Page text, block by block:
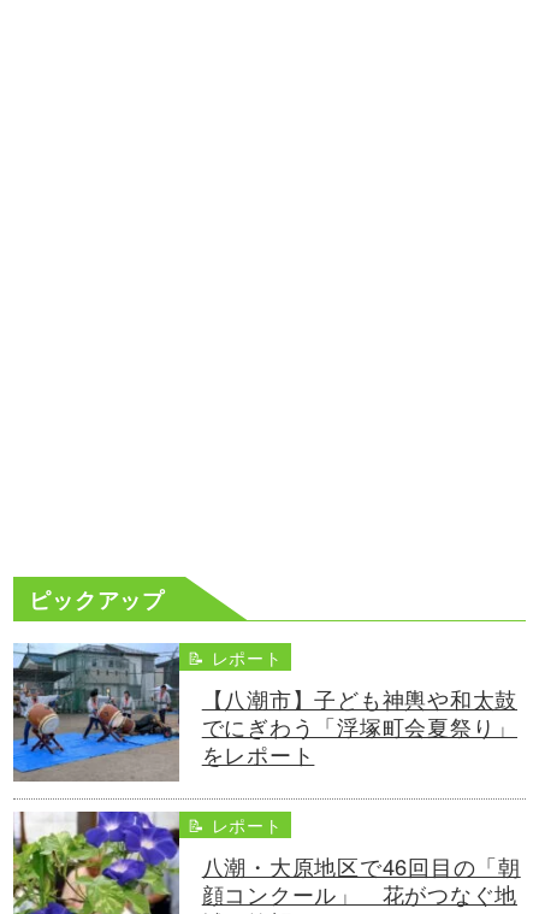
ピックアップ
📝 レポート
【八潮市】子ども神輿や和太鼓
でにぎわう「浮塚町会夏祭り」
をレポート
📝 レポート
八潮・大原地区で46回目の「朝
顔コンクール」 花がつなぐ地